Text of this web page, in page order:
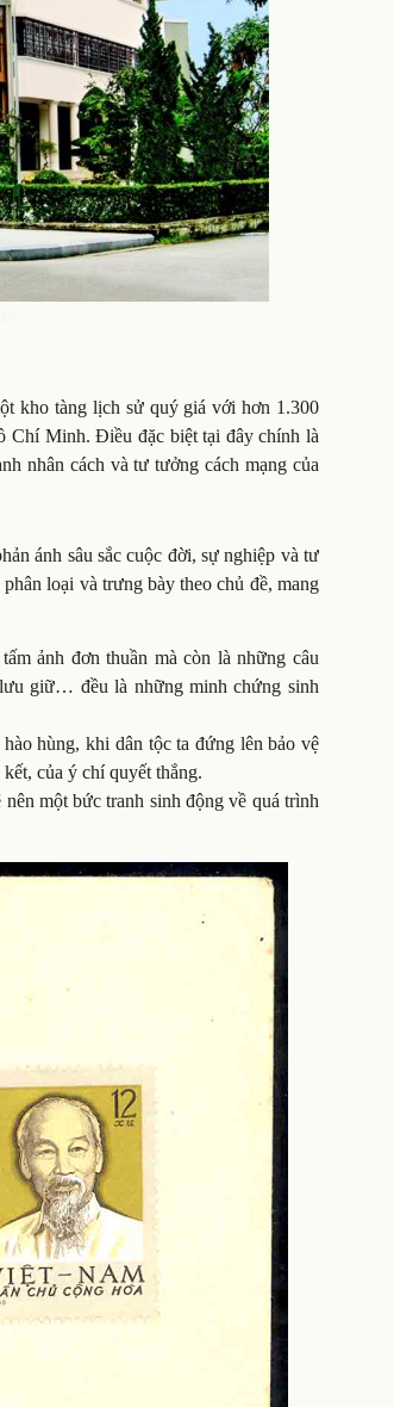
kho tàng lịch sử quý giá với hơn 1.300
Chí Minh. Điều đặc biệt tại đây chính là
nhân cách và tư tưởng cách mạng của
ánh sâu sắc cuộc đời, sự nghiệp và tư
loại và trưng bày theo chủ đề, mang
ảnh đơn thuần mà còn là những câu
giữ… đều là những minh chứng sinh
hùng, khi dân tộc ta đứng lên bảo vệ
của ý chí quyết thắng.
một bức tranh sinh động về quá trình